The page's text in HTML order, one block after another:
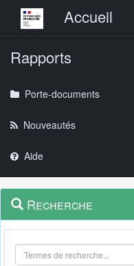
Menu principalAccueil
Rapports
Porte-documents
Nouveautés
Aide
Navigation
outils
Menu
contextuel
Recherche